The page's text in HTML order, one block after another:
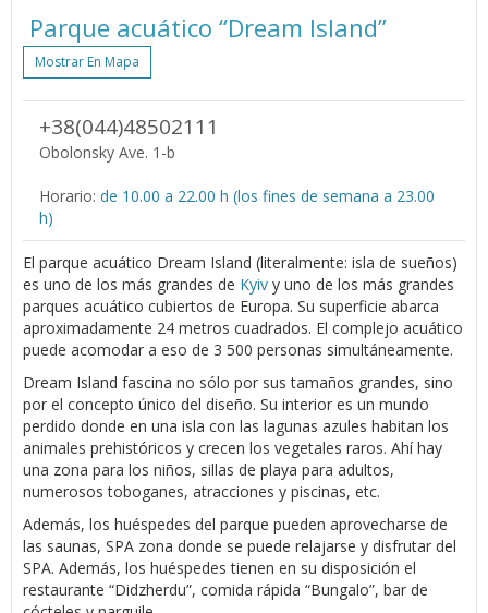
Parque acuático “Dream Island”
Mostrar En Mapa
+38(044)48502111
Obolonsky Ave. 1-b
Horario: de 10.00 a 22.00 h (los fines de semana a 23.00
h)
El parque acuático Dream Island (literalmente: isla de sueños)
es uno de los más grandes de Kyiv y uno de los más grandes
parques acuático cubiertos de Europa. Su superficie abarca
aproximadamente 24 metros cuadrados. El complejo acuático
puede acomodar a eso de 3 500 personas simultáneamente.
Dream Island fascina no sólo por sus tamaños grandes, sino
por el concepto único del diseño. Su interior es un mundo
perdido donde en una isla con las lagunas azules habitan los
animales prehistóricos y crecen los vegetales raros. Ahí hay
una zona para los niños, sillas de playa para adultos,
numerosos toboganes, atracciones y piscinas, etc.
Además, los huéspedes del parque pueden aprovecharse de
las saunas, SPA zona donde se puede relajarse y disfrutar del
SPA. Además, los huéspedes tienen en su disposición el
restaurante “Didzherdu”, comida rápida “Bungalo”, bar de